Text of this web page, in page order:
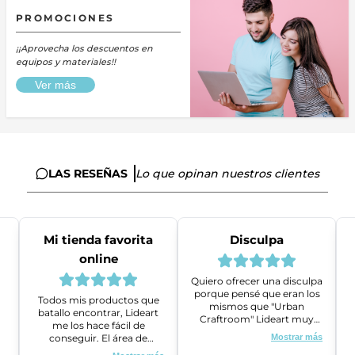
PROMOCIONES
¡¡Aprovecha los descuentos en
equipos y materiales!!
Ver más
LAS RESEÑAS Lo que opinan nuestros clientes
Mi tienda favorita
online
Todos mis productos que
batallo encontrar, Lideart
me los hace fácil de
conseguir. El área de
ventas es super amable y
Disculpa
Quiero ofrecer una disculpa
porque pensé que eran los
mismos que "Urban
Craftroom" Lideart muy
amables me ayudaron a
gestionar un problema que
Mostrar más